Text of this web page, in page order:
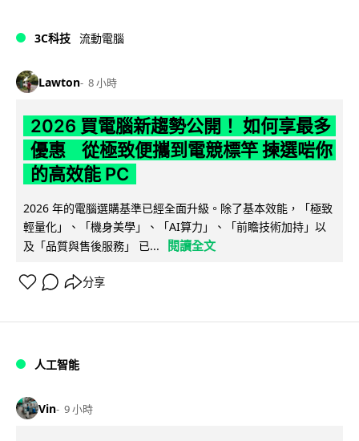
3C科技 流動電腦
Lawton 8 小時
2026 買電腦新趨勢公開！ 如何享最多
優惠 從極致便攜到電競標竿 揀選啱你
的高效能 PC
2026 年的電腦選購基準已經全面升級。除了基本效能，「極致
輕量化」、「機身美學」、「AI算力」、「前瞻技術加持」以
及「品質與售後服務」 已...
閱讀全文
分享
人工智能
Vin 9 小時